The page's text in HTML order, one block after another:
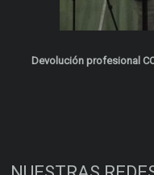
Devolución profesional